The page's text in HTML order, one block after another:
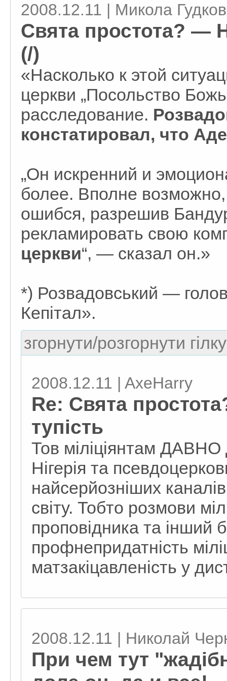
2008.12.11 | Микола
Свята простота? —
(/)
«Насколько к этой
церкви „Посольство
расследование.
констатировал, что
„Он искренний и
более. Вполне
ошибся, разрешив
рекламировать свою
церкви“, — сказал он.»
*) Розвадовський —
Кепітал».
згорнути/розгорнути
2008.12.11 | AxeHarry
Re: Свята
тупість
Тов міліціянтам
Нігерія та
найсерйозніших
світу. Тобто розмови
проповідника та інший
профнепридатність
матзакіцавленість у
2008.12.11 | Николай
При чем тут